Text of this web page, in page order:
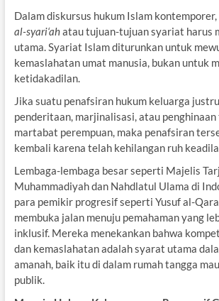
Dalam diskursus hukum Islam
al-syari‘ahatau tujuan-tujuan syariat harus
utama. Syariat Islam diturunkan untuk
kemaslahatan umat manusia, bukan untuk
ketidakadilan.
Jika suatu penafsiran hukum keluarga
penderitaan, marjinalisasi, atau
martabat perempuan, maka penafsiran
kembali karena telah kehilangan ruh
Lembaga-lembaga besar seperti Majelis
Muhammadiyah dan Nahdlatul Ulama di
para pemikir progresif seperti Yusuf al-
membuka jalan menuju pemahaman yang
inklusif. Mereka menekankan bahwa
dan kemaslahatan adalah syarat utama
amanah, baik itu di dalam rumah tangga
publik.